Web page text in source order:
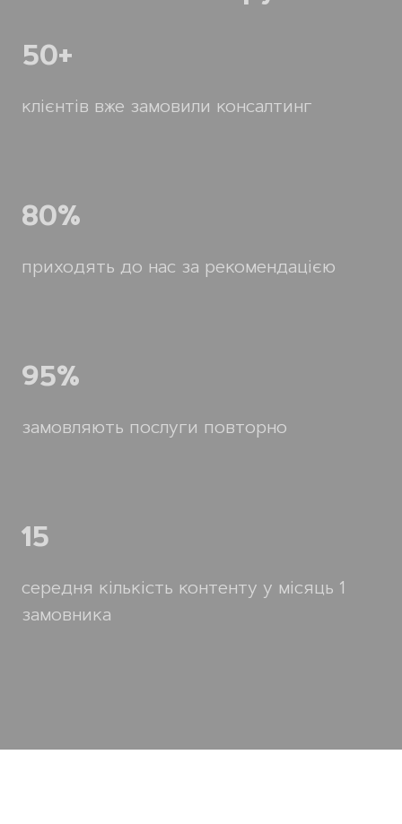
50+
клієнтів вже замовили консалтинг
80%
приходять до нас за рекомендацією
95%
замовляють послуги повторно
15
середня кількість контенту у місяць 1
замовника